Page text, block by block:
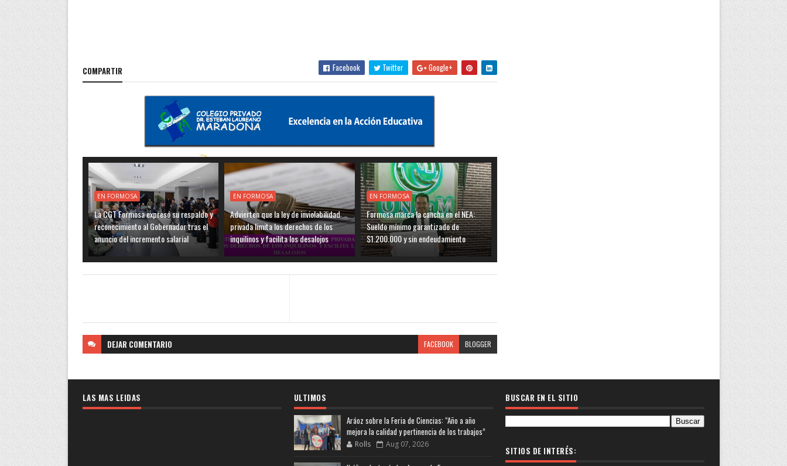
COMPARTIR Facebook Twitter Google+
EN FORMOSA
La CGT Formosa expresó su respaldo y
reconocimiento al Gobernador tras el
anuncio del incremento salarial
EN FORMOSA
Advierten que la ley de inviolabilidad
privada limita los derechos de los
inquilinos y facilita los desalojos
EN FORMOSA
Formosa marca la cancha en el NEA:
Sueldo mínimo garantizado de
$1.200.000 y sin endeudamiento
DEJAR COMENTARIO FACEBOOK BLOGGER
LAS MAS LEIDAS
ULTIMOS
Aráoz sobre la Feria de Ciencias: “Año a año
mejora la calidad y pertinencia de los trabajos”
Rolls Aug 07, 2026
BUSCAR EN EL SITIO
SITIOS DE INTERÉS: